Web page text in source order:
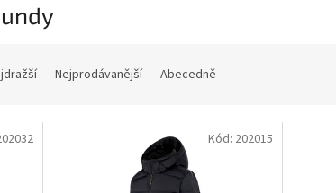
Nejprodávanější Abecedně
Kód: 202015